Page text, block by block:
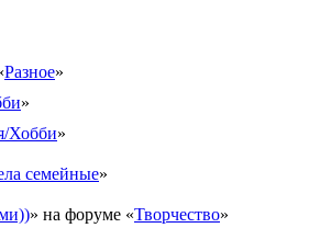
Разное»
»
Хобби»
семейные»
» на форуме «Творчество»